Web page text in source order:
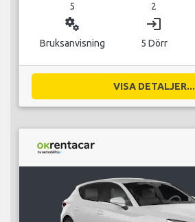
5 2
miscellaneous_services
Bruksanvisning
login
5 Dörr
VISA DETALJER...